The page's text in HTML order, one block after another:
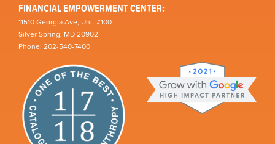
FINANCIAL EMPOWERMENT CENTER:
11510 Georgia Ave, Unit #100
Silver Spring, MD 20902
Phone: 202-540-7400